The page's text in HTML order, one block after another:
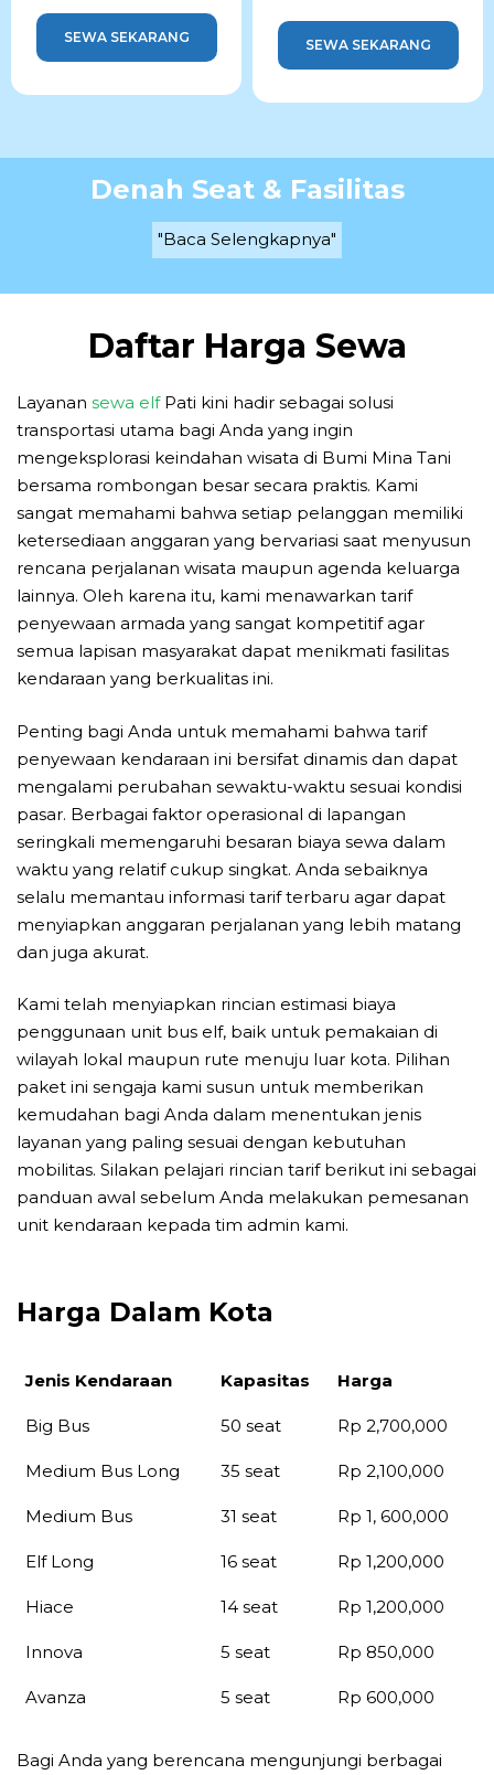
SEWA SEKARANG SEWA SEKARANG
Denah Seat & Fasilitas
"Baca Selengkapnya"
Daftar Harga Sewa
Layanan sewa elf Pati kini hadir sebagai solusi
transportasi utama bagi Anda yang ingin
mengeksplorasi keindahan wisata di Bumi Mina Tani
bersama rombongan besar secara praktis. Kami
sangat memahami bahwa setiap pelanggan memiliki
ketersediaan anggaran yang bervariasi saat menyusun
rencana perjalanan wisata maupun agenda keluarga
lainnya. Oleh karena itu, kami menawarkan tarif
penyewaan armada yang sangat kompetitif agar
semua lapisan masyarakat dapat menikmati fasilitas
kendaraan yang berkualitas ini.
Penting bagi Anda untuk memahami bahwa tarif
penyewaan kendaraan ini bersifat dinamis dan dapat
mengalami perubahan sewaktu-waktu sesuai kondisi
pasar. Berbagai faktor operasional di lapangan
seringkali memengaruhi besaran biaya sewa dalam
waktu yang relatif cukup singkat. Anda sebaiknya
selalu memantau informasi tarif terbaru agar dapat
menyiapkan anggaran perjalanan yang lebih matang
dan juga akurat.
Kami telah menyiapkan rincian estimasi biaya
penggunaan unit bus elf, baik untuk pemakaian di
wilayah lokal maupun rute menuju luar kota. Pilihan
paket ini sengaja kami susun untuk memberikan
kemudahan bagi Anda dalam menentukan jenis
layanan yang paling sesuai dengan kebutuhan
mobilitas. Silakan pelajari rincian tarif berikut ini sebagai
panduan awal sebelum Anda melakukan pemesanan
unit kendaraan kepada tim admin kami.
Harga Dalam Kota
Jenis Kendaraan Kapasitas
Harga
Jenis Kendaraan
Kapasitas Harga
Big Bus 50 seat Rp 2,700,000
Medium Bus Long 35 seat Rp 2,100,000
Medium Bus 31 seat Rp 1, 600,000
Elf Long 16 seat Rp 1,200,000
Hiace 14 seat Rp 1,200,000
Innova 5 seat Rp 850,000
Avanza 5 seat Rp 600,000
Bagi Anda yang berencana mengunjungi berbagai